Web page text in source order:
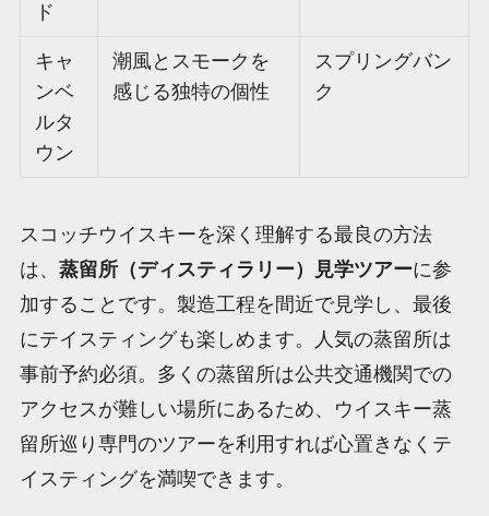
ド
キャ
ンベ
ルタ
ウン
潮風とスモークを
感じる独特の個性
スプリングバン
ク
スコッチウイスキーを深く理解する最良の方法
は、 蒸留所（ディスティラリー）見学ツアーに参
加することです。製造工程を間近で見学し、最後
にテイスティングも楽しめます。人気の蒸留所は
事前予約必須。多くの蒸留所は公共交通機関での
アクセスが難しい場所にあるため、ウイスキー蒸
留所巡り専門のツアーを利用すれば心置きなくテ
イスティングを満喫できます。